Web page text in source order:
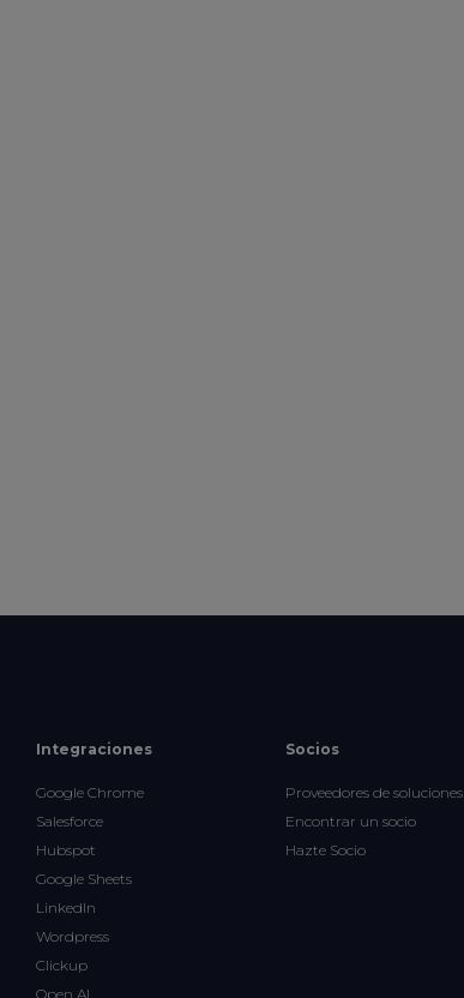
Integraciones
Google Chrome
Salesforce
Hubspot
Google Sheets
LinkedIn
Wordpress
Clickup
Open AI
Socios
Proveedores de soluciones
Encontrar un socio
Hazte Socio